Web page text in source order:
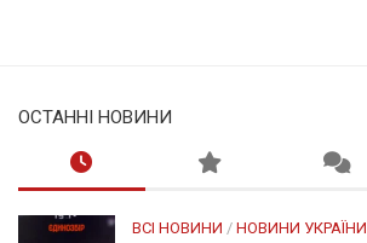
ОСТАННІ НОВИНИ
ВСІ НОВИНИ / НОВИНИ УКРАЇНИ